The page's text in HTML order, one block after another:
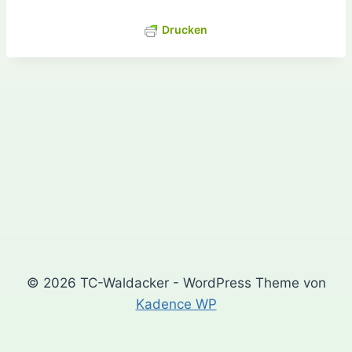
Drucken
© 2026 TC-Waldacker - WordPress Theme von
Kadence WP